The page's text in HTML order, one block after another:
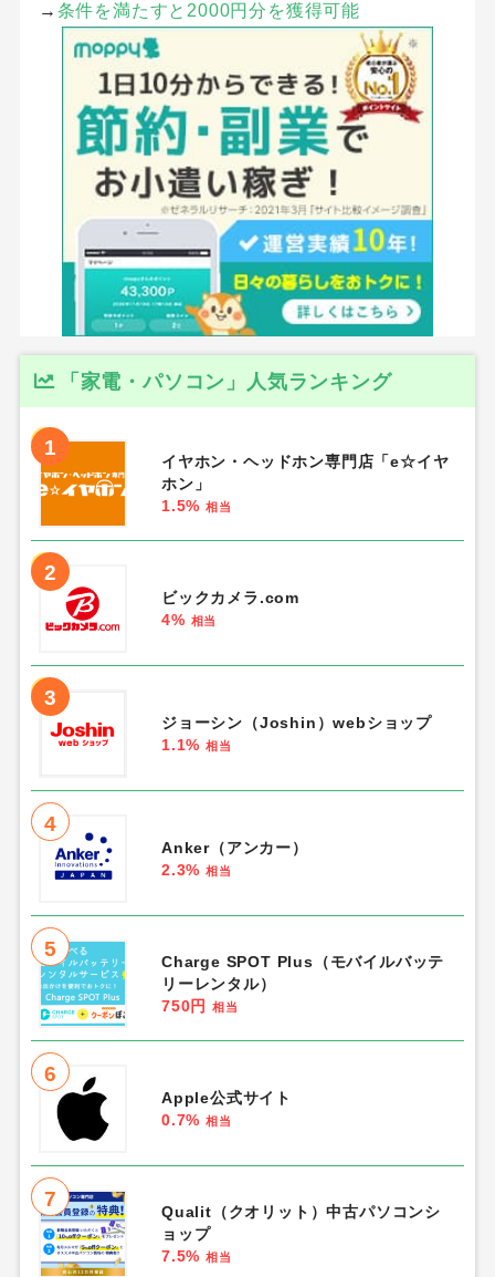
→ 条件を満たすと2000円分を獲得可能
「家電・パソコン」人気ランキング
1
イヤホン・ヘッドホン専門店「e☆イヤ
ホン」
1.5% 相当
2
ビックカメラ.com
4% 相当
3
ジョーシン（Joshin）webショップ
1.1% 相当
4
Anker（アンカー）
2.3% 相当
5
Charge SPOT Plus（モバイルバッテ
リーレンタル）
750円
相当
6
Apple公式サイト
0.7% 相当
7
Qualit（クオリット）中古パソコンシ
ョップ
7.5% 相当